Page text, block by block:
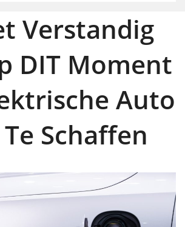
Verstandig
DIT Moment
Auto
Schaffen